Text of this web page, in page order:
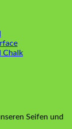
Chalk
Seifen und